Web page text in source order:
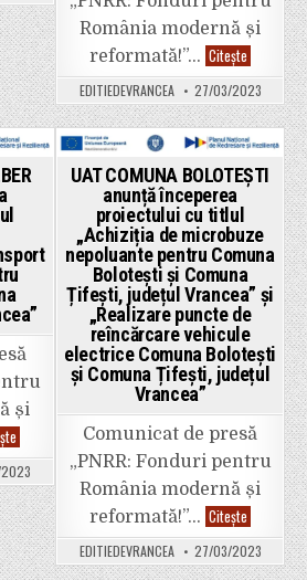
începerea
proiectului
„Dezvoltarea
infrastructurii
de
transport
verde
–
Piste
pentru
biciclete
în
comuna
România modernă și
reformată!”… Citește Primăria
Bordești
anunță
semnarea
de
finanțare
pentru
proiectul
GIS
a
de
amenajare
a
teritoriului
și
de
planificare
urbană
în
comuna
Bordești,
județul
Vrancea;
Realizare
stații
de
vehicule
electrice,
Comuna
Bordești,
județul
EDITIEDEVRANCEA 27/03/2023
și
COMUNA
SPULBER
anunță
începerea
proiectului
cu
titlul
„Dezvoltarea
infrastructurii
Posted
UAT COMUNA BOLOTEȘTI
anunță începerea
proiectului cu titlul
„Achiziția de microbuze
nepoluante pentru Comuna
Bolotești și Comuna
Țifești, județul Vrancea” și
„Realizare puncte de
reîncărcare vehicule
electrice Comuna Bolotești
și Comuna Țifești, județul
Vrancea”
Comunicat de presă
„PNRR: Fonduri pentru
România modernă și
reformată!”… Citește
COMUNA
BOLOTEȘTI
anunță
începerea
EDITIEDEVRANCEA 27/03/2023